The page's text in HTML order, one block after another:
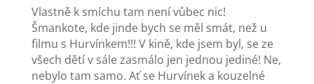
Vlastně k smíchu tam není vůbec nic!
Šmankote, kde jinde bych se měl smát, než u
filmu s Hurvínkem!!! V kině, kde jsem byl, se ze
všech dětí v sále zasmálo jen jednou jediné! Ne,
nebylo tam samo. Ať se Hurvínek a kouzelné